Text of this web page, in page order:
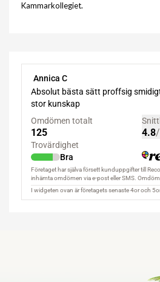
Kammarkollegiet.